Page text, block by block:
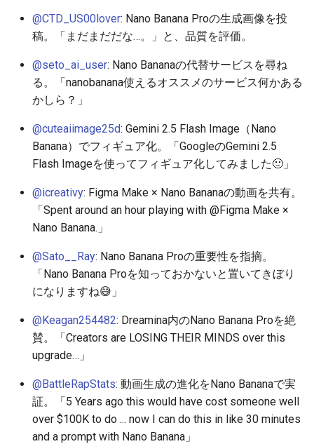
2026-05-02
2026-05-01
2026-04-30
2026-04-28
2026-04-26
2026-04-25
2026-04-23
2026-04-21
2026-04-20
2025-10-17
2025-10-16
2025-10-15
2025-10-13
2025-10-11
2025-10-10
2025-10-08
2025-10-06
2025-10-05
2026-05-02
2026-05-01
2026-04-30
2026-04-28
2026-04-26
2026-04-25
2026-04-23
2026-04-21
2026-04-20
2025-10-17
2025-10-16
2025-10-15
2025-10-13
2025-10-11
2025-10-10
2025-10-08
2025-10-06
2025-10-05
2026-04-28
2026-04-27
2026-04-25
2026-04-23
2026-04-22
2026-04-21
2026-04-20
2026-04-19
2026-04-18
2026-04-17
2026-04-28
2026-04-27
2026-04-26
2026-04-24
2026-04-22
2026-04-21
2026-04-19
2026-04-17
2026-04-16
2025-10-17
2025-10-16
2025-10-15
2025-10-13
2025-10-11
2025-10-10
2025-10-08
2025-10-06
2025-10-05
@CTD_US00lover: Nano Banana Proの生成画像を投
稿。「まだまだだな…。」と、品質を評価。
@seto_ai_user: Nano Bananaの代替サービスを尋ね
る。「nanobanana使えるオススメのサービス何かある
かしら？」
@cuteaiimage25d: Gemini 2.5 Flash Image（Nano
Banana）でフィギュア化。「GoogleのGemini 2.5
Flash Imageを使ってフィギュア化してみました🙂」
@icreativy: Figma Make × Nano Bananaの動画を共有。
「Spent around an hour playing with @Figma Make ×
Nano Banana.」
@Sato__Ray: Nano Banana Proの重要性を指摘。
「Nano Banana Proを知っておかないと置いてきぼり
になりますね😅」
@Keagan254482: Dreamina内のNano Banana Proを絶
賛。「Creators are LOSING THEIR MINDS over this
upgrade…」
@BattleRapStats: 動画生成の進化をNano Bananaで実
証。「5 Years ago this would have cost someone well
over $100K to do ... now I can do this in like 30 minutes
and a prompt with Nano Banana」